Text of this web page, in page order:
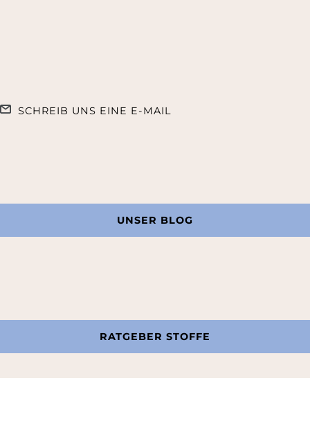
SCHREIB UNS EINE E-MAIL
UNSER BLOG
RATGEBER STOFFE